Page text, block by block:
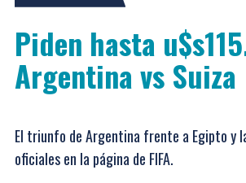
Piden hasta
Argentina vs Suiza
El triunfo de Argentina frente a Egipto y
oficiales en la página de FIFA.